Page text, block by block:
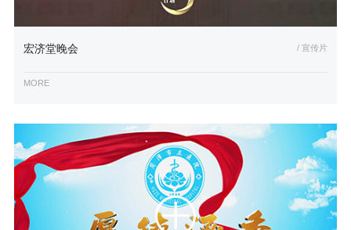
宏济堂晚会 / 宣传片
MORE